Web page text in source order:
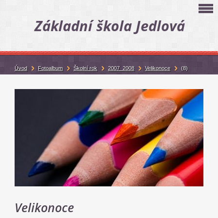
Základní škola Jedlová
Velikonoce
Úvod Fotoalbum Školní rok 2007_2008 Velikonoce (8)